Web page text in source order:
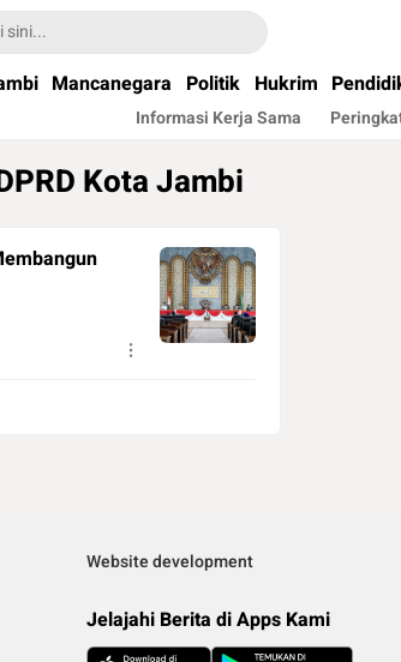
Mancanegara Politik Hukrim
Informasi Kerja Sama
Kota Jambi
Website development
Jelajahi Berita di Apps Kami